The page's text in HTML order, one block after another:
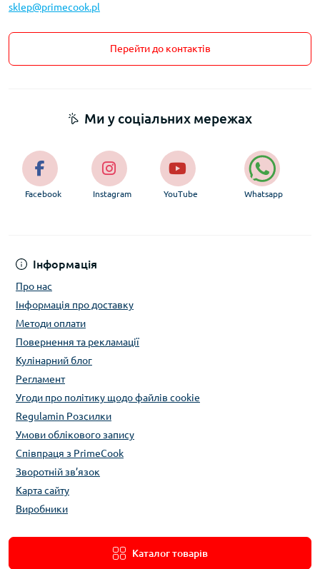
sklep@primecook.pl
Перейти до контактів
Інформація
Про нас
Інформація про доставку
Методи оплати
Повернення та рекламації
Кулінарний блог
Регламент
Угоди про політику щодо файлів cookie
Regulamin Розсилки
Умови облікового запису
Співпраця з PrimeCook
Зворотній зв’язок
Карта сайту
Виробники
Каталог товарів
Ми у соціальних мережах
Facebook Instagram YouTube Whatsapp